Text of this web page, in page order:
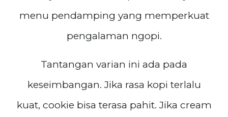
menu pendamping yang memperkuat
pengalaman ngopi.
Tantangan varian ini ada pada
keseimbangan. Jika rasa kopi terlalu
kuat, cookie bisa terasa pahit. Jika cream